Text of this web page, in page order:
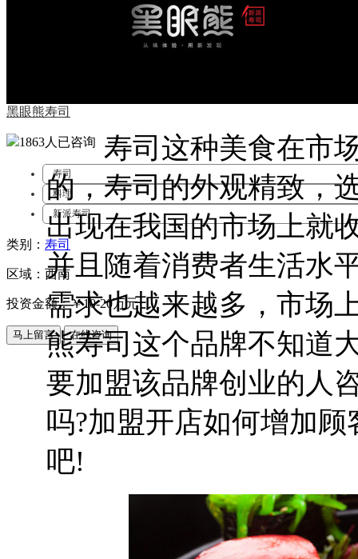
黑眼熊寿司
1863人 已咨询
寿司
料理
新派寿司
类别： 寿司
区域：西南
投资金额：￥10-20万元
寿司这种美食在市场
的，寿司的外观精致，
出现在我国的市场上就
并且随着消费者生活水
需求也越来越多，市场
熊寿司这个品牌不知道
要加盟该品牌创业的人
吗?加盟开店如何增加
吧!